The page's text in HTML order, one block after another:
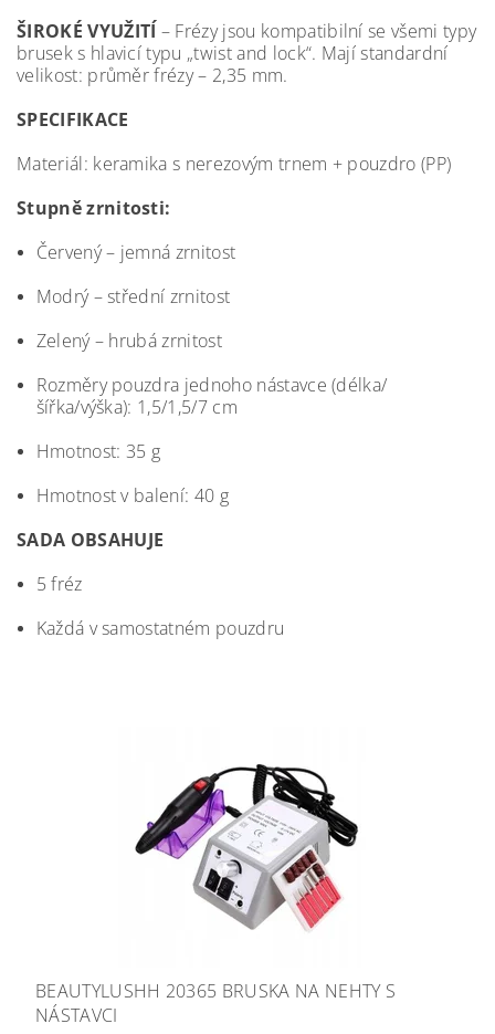
ŠIROKÉ VYUŽITÍ – Frézy jsou kompatibilní se všemi typy
brusek s hlavicí typu „twist and lock“. Mají standardní
velikost: průměr frézy – 2,35 mm.
SPECIFIKACE
Materiál: keramika s nerezovým trnem + pouzdro (PP)
Stupně zrnitosti:
Červený – jemná zrnitost
Modrý – střední zrnitost
Zelený – hrubá zrnitost
Rozměry pouzdra jednoho nástavce (délka/
šířka/výška): 1,5/1,5/7 cm
Hmotnost: 35 g
Hmotnost v balení: 40 g
SADA OBSAHUJE
5 fréz
Každá v samostatném pouzdru
BEAUTYLUSHH 20365 BRUSKA NA NEHTY S
NÁSTAVCI